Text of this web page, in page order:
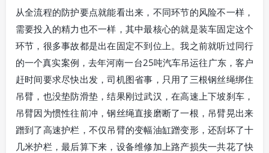
从全流程的防护要点就能看出来，不同环节的风险不一样，
需要投入的精力也不一样，其中最核心的就是装车固定这个
环节，很多事故都是出在固定不到位上。我之前就听过同行
的一个真实案例，去年河南一台25吨汽车吊运往广东，客户
赶时间要求尽快出发，司机图省事，只用了三根钢丝绳绑住
吊臂，也没垫防滑垫，结果刚过武汉，在高速上下坡刹车，
吊臂因为惯性往前冲，钢丝绳直接磨断了一根，吊臂晃出来
蹭到了高速护栏，不仅吊臂的变幅油缸蹭变形，还刮坏了十
几米护栏，最后算下来，设备维修加上路产损失一共花了快